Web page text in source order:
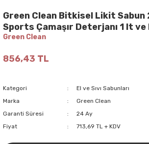
Green Clean Bitkisel Likit Sabun
Sports Çamaşır Deterjanı 1 lt ve
Green Clean
856,43 TL
Kategori
El ve Sıvı Sabunları
Marka
Green Clean
Garanti Süresi
24 Ay
Fiyat
713,69 TL + KDV